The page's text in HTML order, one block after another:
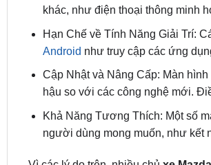
khác, như điện thoại thông minh
Hạn Chế về Tính Năng Giải Trí:
Android như truy cập các ứng
Cập Nhật và Nâng Cấp: Màn
hậu so với các công nghệ mới.
Khả Năng Tương Thích: Một số
người dùng mong muốn, như kết